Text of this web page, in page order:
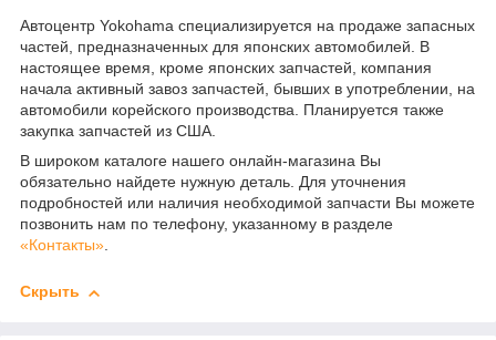
Автоцентр Yokohama специализируется на продаже запасных
частей, предназначенных для японских автомобилей. В
настоящее время, кроме японских запчастей, компания
начала активный завоз запчастей, бывших в употреблении, на
автомобили корейского производства. Планируется также
закупка запчастей из США.
В широком каталоге нашего онлайн-магазина Вы
обязательно найдете нужную деталь. Для уточнения
подробностей или наличия необходимой запчасти Вы можете
позвонить нам по телефону, указанному в разделе
«Контакты».
Скрыть